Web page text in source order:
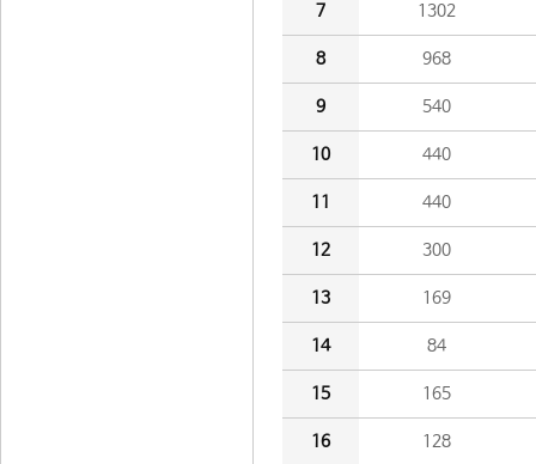
7 1302
8 968
9 540
10 440
11 440
12 300
13 169
14 84
15 165
16 128